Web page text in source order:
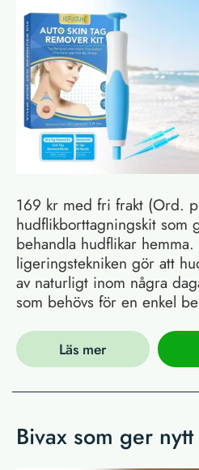
169 kr med fri frakt (Ord.
hudflikborttagningskit som
behandla hudflikar hemma.
ligeringstekniken gör att
av naturligt inom några
som behövs för en enkel
Läs mer
Bivax som ger